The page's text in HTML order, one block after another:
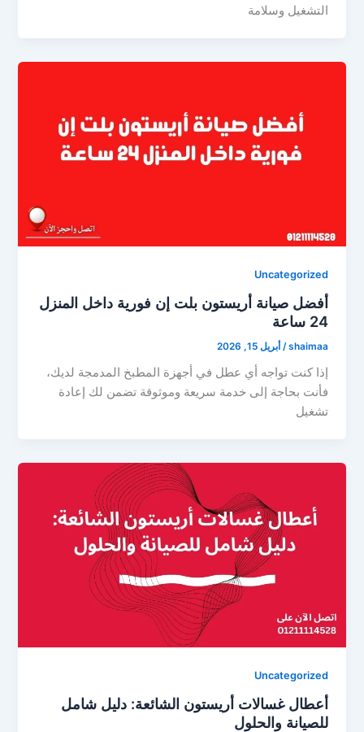
التشغيل وسلامة
Uncategorized
أفضل صيانة أريستون بلت إن فورية داخل المنزل
24 ساعة
shaimaa
/أبريل 15, 2026
إذا كنت تواجه أي عطل في أجهزة المطبخ المدمجة لديك،
فأنت بحاجة إلى خدمة سريعة وموثوقة تضمن لك إعادة
تشغيل
Uncategorized
أعطال غسالات أريستون الشائعة: دليل شامل
للصيانة والحلول